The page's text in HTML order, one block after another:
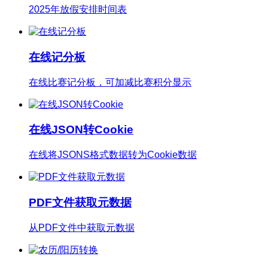
2025年放假安排时间表
在线记分板
在线比赛记分板，可加减比赛积分显示
在线JSON转Cookie
在线将JSONS格式数据转为Cookie数据
PDF文件获取元数据
从PDF文件中获取元数据